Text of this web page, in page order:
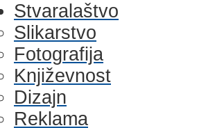
Stvaralaštvo
Slikarstvo
Fotografija
Književnost
Dizajn
Reklama